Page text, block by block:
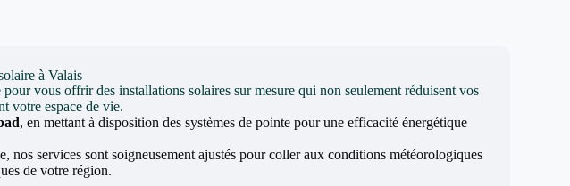
à Valais
vous offrir des installations solaires sur mesure qui non seulement réduisent vos
votre espace de vie.
, en mettant à disposition des systèmes de pointe pour une efficacité énergétique
nos services sont soigneusement ajustés pour coller aux conditions météorologiques
de votre région.